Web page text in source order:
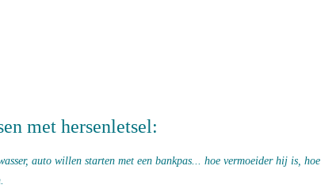
met hersenletsel:
auto willen starten met een bankpas... hoe vermoeider hij is, hoe